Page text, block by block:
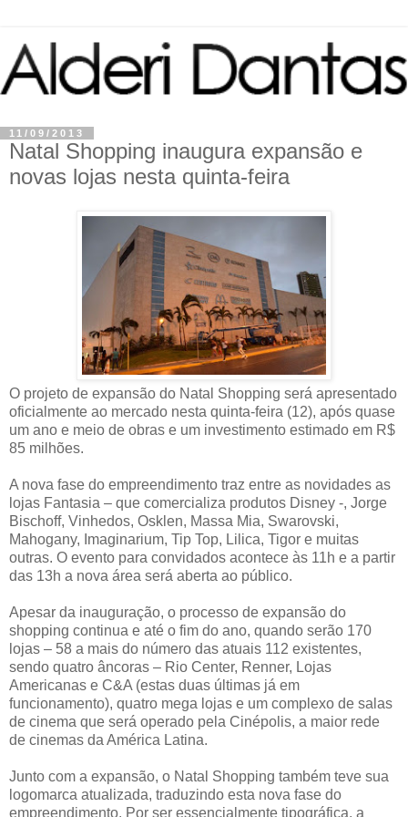
11/09/2013
Natal Shopping inaugura expansão e
novas lojas nesta quinta-feira
O projeto de expansão do Natal Shopping será apresentado
oficialmente ao mercado nesta quinta-feira (12), após quase
um ano e meio de obras e um investimento estimado em R$
85 milhões.
A nova fase do empreendimento traz entre as novidades as
lojas Fantasia – que comercializa produtos Disney -, Jorge
Bischoff, Vinhedos, Osklen, Massa Mia, Swarovski,
Mahogany, Imaginarium, Tip Top, Lilica, Tigor e muitas
outras. O evento para convidados acontece às 11h e a partir
das 13h a nova área será aberta ao público.
Apesar da inauguração, o processo de expansão do
shopping continua e até o fim do ano, quando serão 170
lojas – 58 a mais do número das atuais 112 existentes,
sendo quatro âncoras – Rio Center, Renner, Lojas
Americanas e C&A (estas duas últimas já em
funcionamento), quatro mega lojas e um complexo de salas
de cinema que será operado pela Cinépolis, a maior rede
de cinemas da América Latina.
Junto com a expansão, o Natal Shopping também teve sua
logomarca atualizada, traduzindo esta nova fase do
empreendimento. Por ser essencialmente tipográfica, a